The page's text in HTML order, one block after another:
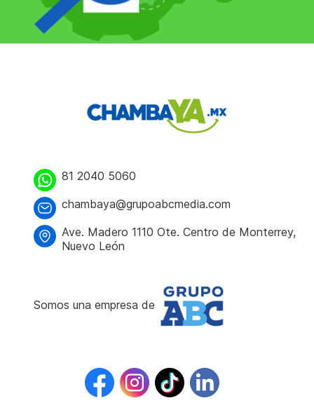
81 2040 5060
chambaya@grupoabcmedia.com
Ave. Madero 1110 Ote. Centro de Monterrey,
Nuevo León
Somos una empresa de